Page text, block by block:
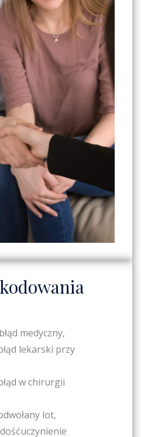
medyczny,
lekarski przy
w chirurgii
lot,